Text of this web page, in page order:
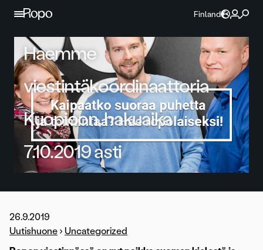
Jatka sisältöön
Finland
Haemme
viestintäkoordinaattoria
Kuopioon, hakuaika
7.10.2019 asti
26.9.2019
Uutishuone › Uncategorized